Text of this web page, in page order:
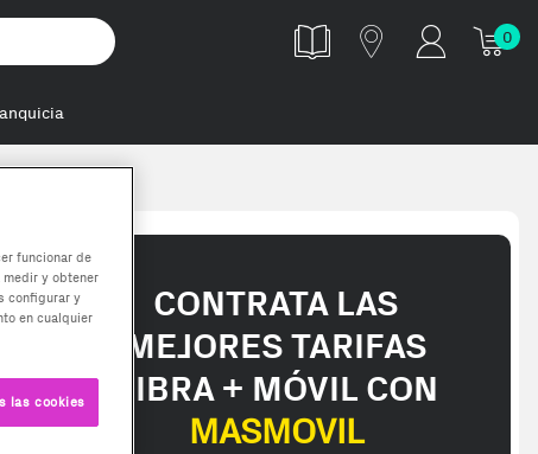
0
CONTRATA LAS
MEJORES TARIFAS
FIBRA + MÓVIL CON
MASMOVIL
funcionar de
medir y obtener
configurar y
en cualquier
las cookies